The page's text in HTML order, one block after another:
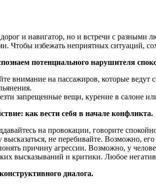
и навигатор, но и встречи с
Чтобы избежать неприятных ситуаций,
потенциального нарушителя
внимание на пассажиров, которые ведут
запрещенные вещи, курение в салоне
как вести себя в начале конфликта.
на провокации, говорите
высказаться, не перебивайте. Возможно,
причину агрессии. Возможно, у
высказываний и критики. Любое
диалога.